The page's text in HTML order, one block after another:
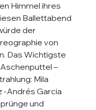
Himmel ihres
Ballettabend
der
von
Das Wichtigste
–
Mila
-Andrés Garcia
und